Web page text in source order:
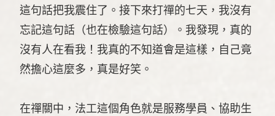
這句話把我震住了。接下來打禪的七天，我沒有
忘記這句話（也在檢驗這句話）。我發現，真的
沒有人在看我！我真的不知道會是這樣，自己竟
然擔心這麼多，真是好笑。
在禪關中，法工這個角色就是服務學員、協助生